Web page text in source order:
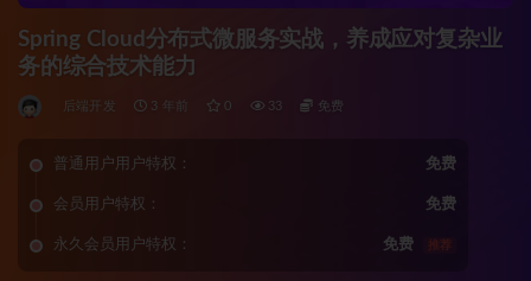
Spring Cloud分布式微服务实战，养成应对复杂业
务的综合技术能力
后端开发 3 年前 0 33 免费
普通用户用户特权： 免费
会员用户特权： 免费
永久会员用户特权： 免费 推荐